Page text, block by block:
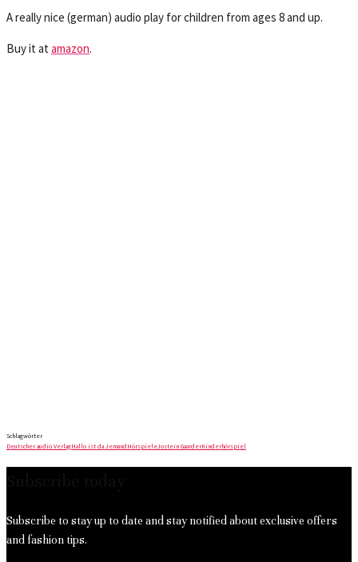
A really nice (german) audio play for children from ages 8 and up.
Buy it at amazon.
Schlagwörter
Deutscher audio VerlagHallo ist da Jemand HörspieleJostein GaarderKinderhörspiel
Subscribe to stay up to date and stay notified about exclusive offers
and fashion tips.